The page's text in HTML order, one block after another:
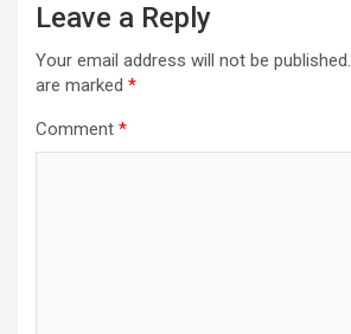
Leave a Reply
Your email address will not be published.
are marked *
Comment *